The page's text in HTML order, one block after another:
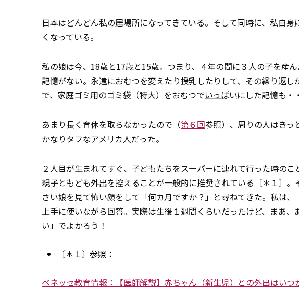
日本はどんどん私の居場所になってきている。そして同時に、私自身
くなっている。
私の娘は今、18歳と17歳と15歳。つまり、４年の間に３人の子を産
記憶がない。永遠におむつを変えたり授乳したりして、その繰り返
で、家庭ゴミ用のゴミ袋（特大）をおむつでいっぱいにした記憶も・
あまり長く育休を取らなかったので（第６回参照）、周りの人はきっ
かなりタフなアメリカ人だった。
２人目が生まれてすぐ、子どもたちをスーパーに連れて行った時の
親子ともども外出を控えることが一般的に推奨されている〔＊１〕
さい娘を見て怖い顔をして「何カ月ですか？」と尋ねてきた。私は
上手に使いながら回答。実際は生後１週間くらいだったけど、まあ
い」でよかろう！
〔＊１〕参照：
ベネッセ教育情報：【医師解説】赤ちゃん（新生児）との外出はいつ